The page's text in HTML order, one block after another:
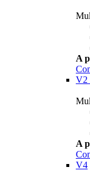
A
V2
A
V4